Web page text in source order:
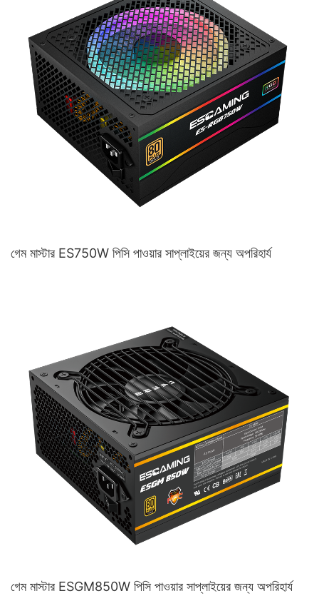
গেম মাস্টার ES750W পিসি পাওয়ার সাপ্লাইয়ের জন্য অপরিহার্য
গেম মাস্টার ESGM850W পিসি পাওয়ার সাপ্লাইয়ের জন্য অপরিহার্য